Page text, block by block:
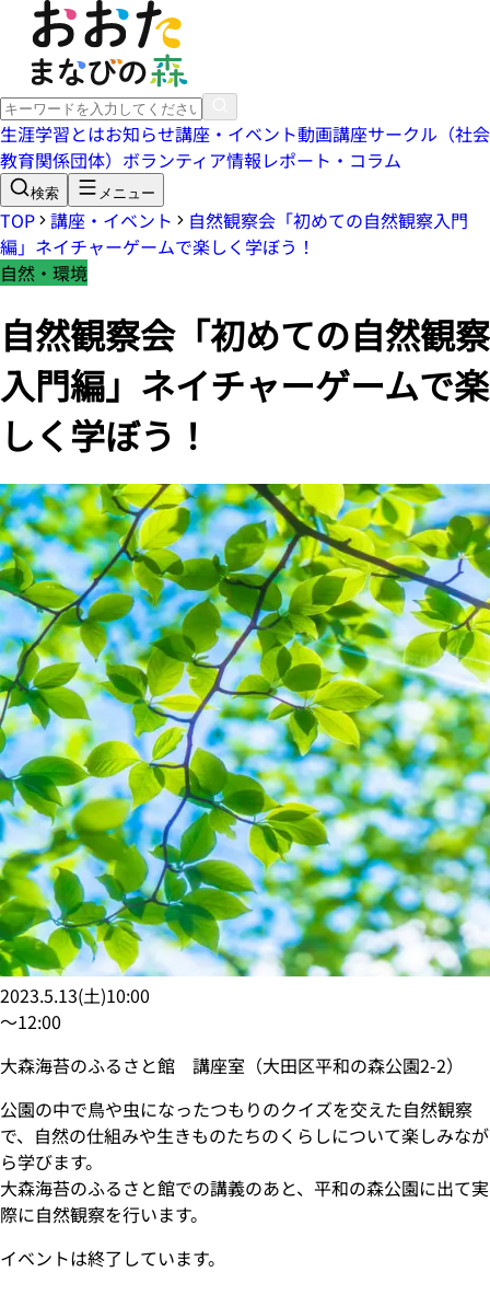
生涯学習とはお知らせ講座・イベント動画講座サークル（社会
教育関係団体） ボランティア情報レポート・コラム
検索 メニュー
TOP 講座・イベント
自然観察会「初めての自然観察入門
編」ネイチャーゲームで楽しく学ぼう！
自然・環境
自然観察会「初めての自然観察
入門編」ネイチャーゲームで楽
しく学ぼう！
2023.5.13(土)10:00
〜12:00
大森海苔のふるさと館 講座室（大田区平和の森公園2-2）
公園の中で鳥や虫になったつもりのクイズを交えた自然観察
で、自然の仕組みや生きものたちのくらしについて楽しみなが
ら学びます。
大森海苔のふるさと館での講義のあと、平和の森公園に出て実
際に自然観察を行います。
イベントは終了しています。